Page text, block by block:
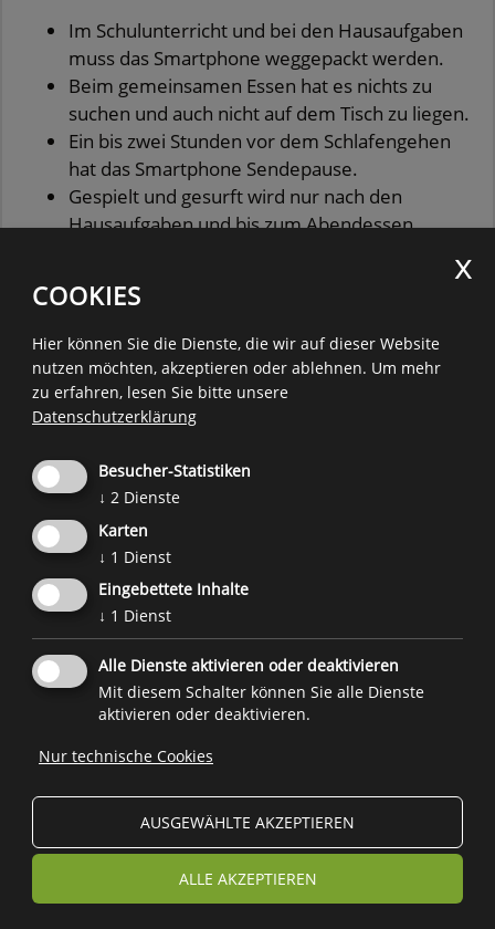
Im Schulunterricht und bei den Hausaufgaben
muss das Smartphone weggepackt werden.
Beim gemeinsamen Essen hat es nichts zu
suchen und auch nicht auf dem Tisch zu liegen.
Ein bis zwei Stunden vor dem Schlafengehen
hat das Smartphone Sendepause.
Gespielt und gesurft wird nur nach den
Hausaufgaben und bis zum Abendessen.
Es können auch medienfreie Tage oder Zeiten
eingeführt werden – an die hält sich dann die
ganze Familie.
Eltern kennen die Gewohnheiten ihrer Kinder am
Vereinbarungen gut in den Alltag passen.
Weitere Informationen zu Bildschirmzeiten:
Schau-hin.info
ProJuventute.ch
Zusammenarbeit mit derFamilienagenturundweiteren
Projektpartnern.
© 2026
Forum Prävention
Stiftung Forum Prävention KDS
COOKIES
Hier können Sie die Dienste, die wir auf dieser Website
nutzen möchten, akzeptieren oder ablehnen. Um mehr
zu erfahren, lesen Sie bitte unsere
Datenschutzerklärung
Besucher-Statistiken
↓ 2 Dienste
Karten
↓ 1 Dienst
Eingebettete Inhalte
↓ 1 Dienst
Alle Dienste aktivieren oder deaktivieren
Mit diesem Schalter können Sie alle Dienste
aktivieren oder deaktivieren.
Nur technische Cookies
AUSGEWÄHLTE AKZEPTIEREN
ALLE AKZEPTIEREN